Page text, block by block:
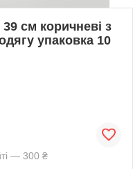
см коричневі з
упаковка 10
— 300 ₴